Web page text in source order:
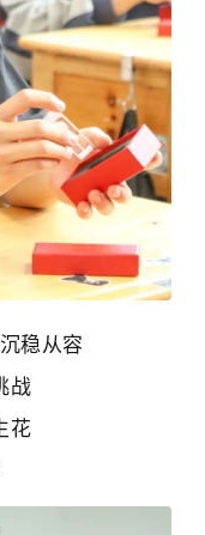
稳从容
战
花